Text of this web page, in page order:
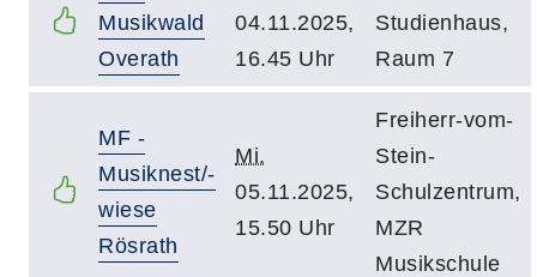
Musikwald
Overath
04.11.2025,
16.45 Uhr
Studienhaus,
Raum 7
MF -
Musiknest/-
wiese
Rösrath
Mi.
05.11.2025,
15.50 Uhr
Freiherr-vom-
Stein-
Schulzentrum,
MZR
Musikschule